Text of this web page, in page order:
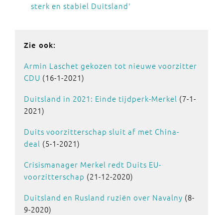
sterk en stabiel Duitsland'
Zie ook:
Armin Laschet gekozen tot nieuwe voorzitter
CDU (16-1-2021)
Duitsland in 2021: Einde tijdperk-Merkel (7-1-
2021)
Duits voorzitterschap sluit af met China-
deal (5-1-2021)
Crisismanager Merkel redt Duits EU-
voorzitterschap (21-12-2020)
Duitsland en Rusland ruziën over Navalny (8-
9-2020)